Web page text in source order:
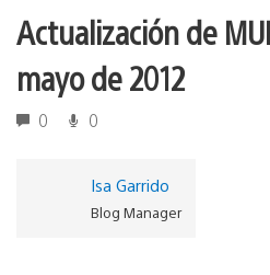
Actualización de
mayo de 2012
0 0
Isa Garrido
Blog Manager